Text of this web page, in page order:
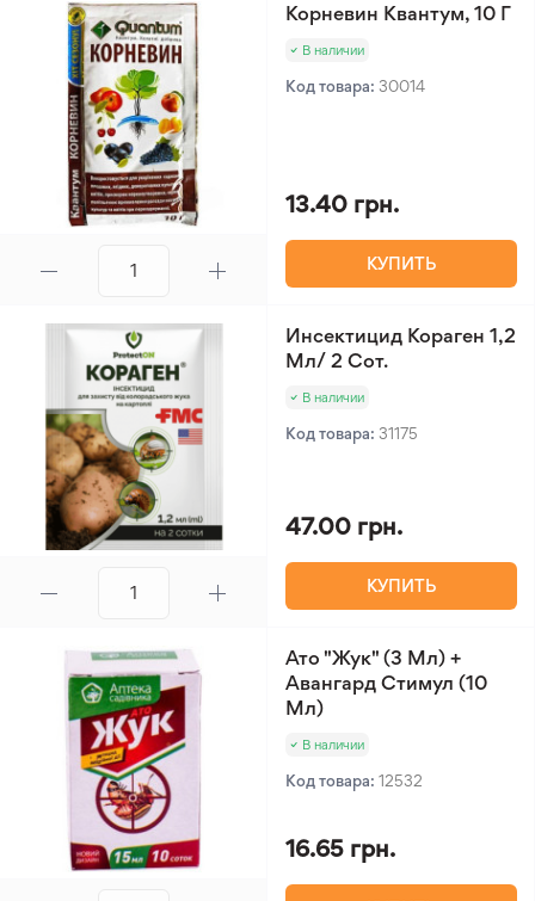
Корневин Квантум, 10 Г
В наличии
Код товара: 30014
13.40 грн.
КУПИТЬ
Инсектицид Кораген 1,2
Мл/ 2 Сот.
В наличии
Код товара: 31175
47.00 грн.
КУПИТЬ
Ато "Жук" (3 Мл) +
Авангард Стимул (10
Мл)
В наличии
Код товара: 12532
16.65 грн.